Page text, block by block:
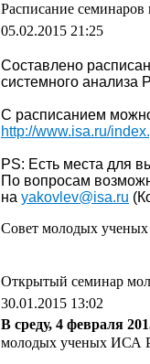
Расписание
05.02.2015 21:25
Составлено
системного анализа
С расписанием
http://www.isa.ru/
PS: Есть места для
По вопросам
на yakovlev@isa.ru
Совет молодых
Открытый семинар
30.01.2015 13:02
В среду, 4 февраля
молодых ученых ИСА